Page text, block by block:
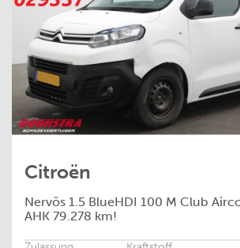
Citroën
Nervös 1.5 BlueHDI 100 M Club
AHK 79.278 km!